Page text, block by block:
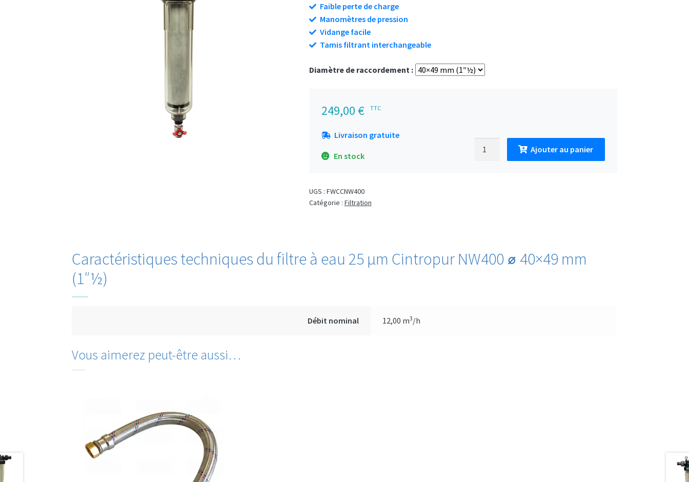
Faible perte de charge
Manomètres de pression
Vidange facile
Tamis filtrant interchangeable
Diamètre de raccordement :
249,00 € TTC
Livraison gratuite
En stock
Ajouter au panier
UGS : FWCCNW400
Catégorie : Filtration
Caractéristiques techniques du filtre à eau 25 μm Cintropur NW400 ⌀ 40×49 mm
(1″½)
Débit nominal 12,00 m3/h
Vous aimerez peut-être aussi…